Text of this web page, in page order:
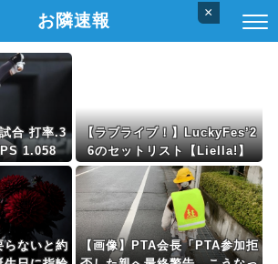
×
お隣速報
合 打率.3
1.058
【ラブライブ！】LuckyFes’2
6のセットリスト【Liella!】
らないと約
【画像】PTA会長「PTA参加拒